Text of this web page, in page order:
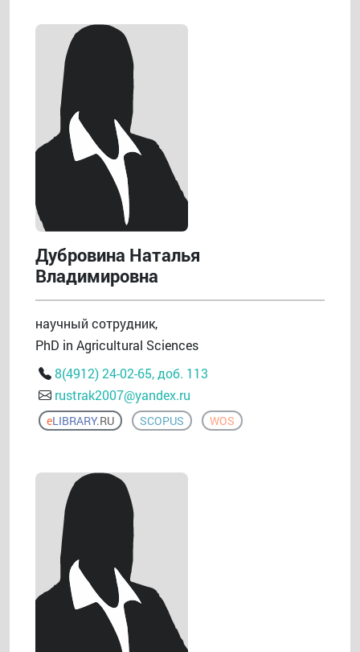
Дубровина Наталья
Владимировна
научный сотрудник,
PhD in Agricultural Sciences
8(4912) 24-02-65, доб. 113
rustrak2007@yandex.ru
eLIBRARY.RU SCOPUS WOS